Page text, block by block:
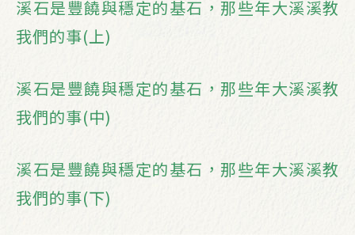
溪石是豐饒與穩定的基石，那些年大溪溪教
我們的事(上)
溪石是豐饒與穩定的基石，那些年大溪溪教
我們的事(中)
溪石是豐饒與穩定的基石，那些年大溪溪教
我們的事(下)